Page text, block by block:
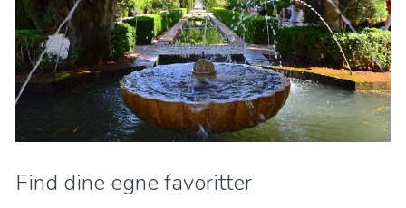
Find dine egne favoritter